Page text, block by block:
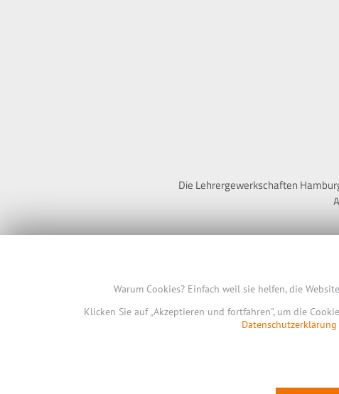
Die Lehrergewerkschaften
Warum Cookies? Einfach weil sie helfen, die
Klicken Sie auf „Akzeptieren und fortfahren", um die
Datenschutzerklärung